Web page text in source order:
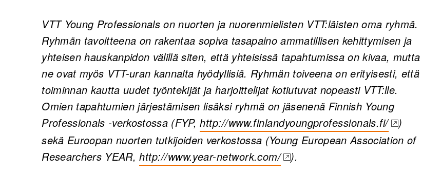
VTT Young Professionals on nuorten ja nuorenmielisten VTT:läisten oma ryhmä.
Ryhmän tavoitteena on rakentaa sopiva tasapaino ammatillisen kehittymisen ja
yhteisen hauskanpidon välillä siten, että yhteisissä tapahtumissa on kivaa, mutta
ne ovat myös VTT-uran kannalta hyödyllisiä. Ryhmän toiveena on erityisesti, että
toiminnan kautta uudet työntekijät ja harjoittelijat kotiutuvat nopeasti VTT:lle.
Omien tapahtumien järjestämisen lisäksi ryhmä on jäsenenä Finnish Young
Professionals ‑verkostossa (FYP, http://www.finlandyoungprofessionals.fi/
(opens in a new tab)
)
sekä Euroopan nuorten tutkijoiden verkostossa (Young European Association of
Researchers YEAR, http://www.year-network.com/
(opens in a new tab)
).